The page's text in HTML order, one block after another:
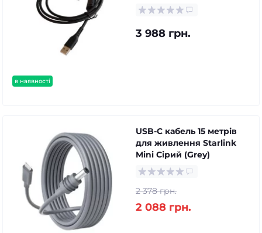
в наявності
3 988 грн.
USB-C кабель 15 метрів
для живлення Starlink
Mini Сірий (Grey)
2 378 грн.
2 088 грн.